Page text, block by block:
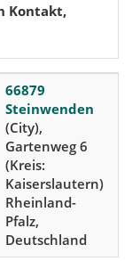
Kontakt,
66879
Steinwenden
(City),
Gartenweg 6
(Kreis:
Kaiserslautern)
Rheinland-
Pfalz,
Deutschland